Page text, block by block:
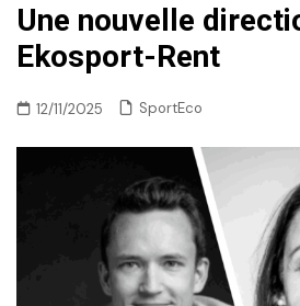
Une nouvelle
Ekosport-Rent
12/11/2025 SportEco